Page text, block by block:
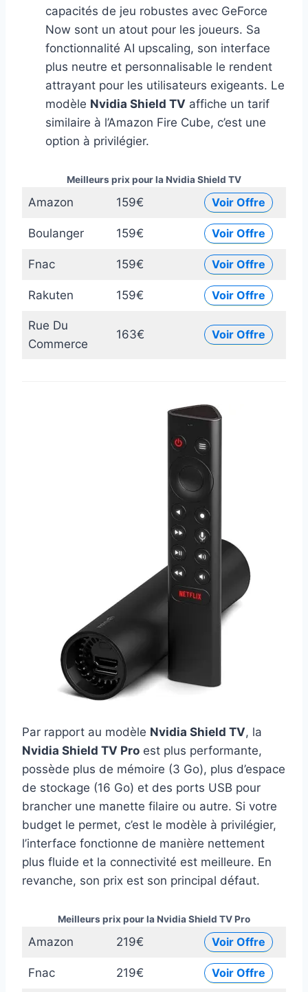
capacités de jeu robustes avec GeForce
Now sont un atout pour les joueurs. Sa
fonctionnalité AI upscaling, son interface
plus neutre et personnalisable le rendent
attrayant pour les utilisateurs exigeants. Le
modèle Nvidia Shield TV affiche un tarif
similaire à l’Amazon Fire Cube, c’est une
option à privilégier.
Amazon 159€ Voir Offre
Boulanger 159€ Voir Offre
Fnac 159€ Voir Offre
Rakuten 159€ Voir Offre
Rue Du
Commerce
163€ Voir Offre
Meilleurs prix pour la Nvidia Shield TV
Par rapport au modèle Nvidia Shield TV, la
Nvidia Shield TV Pro est plus performante,
possède plus de mémoire (3 Go), plus d’espace
de stockage (16 Go) et des ports USB pour
brancher une manette filaire ou autre. Si votre
budget le permet, c’est le modèle à privilégier,
l’interface fonctionne de manière nettement
plus fluide et la connectivité est meilleure. En
revanche, son prix est son principal défaut.
Amazon 219€ Voir Offre
Fnac 219€ Voir Offre
Meilleurs prix pour la Nvidia Shield TV Pro